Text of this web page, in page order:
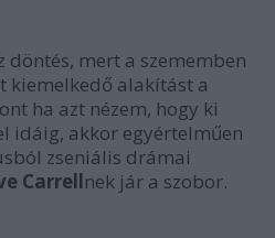
döntés, mert a szememben
kiemelkedő alakítást a
ha azt nézem, hogy ki
idáig, akkor egyértelműen
zseniális drámai
Carrellnek jár a szobor.